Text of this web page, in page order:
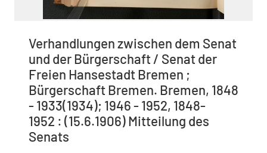
Verhandlungen zwischen dem Senat
und der Bürgerschaft / Senat der
Freien Hansestadt Bremen ;
Bürgerschaft Bremen. Bremen, 1848
- 1933(1934); 1946 - 1952, 1848-
1952 : (15.6.1906) Mitteilung des
Senats